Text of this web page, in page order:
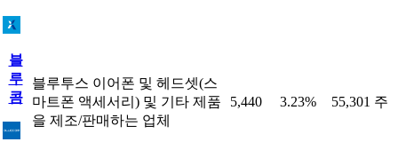
블
루
콤
블루투스 이어폰 및 헤드셋(스
마트폰 액세서리) 및 기타 제품
을 제조/판매하는 업체
5,440 3.23% 55,301 주